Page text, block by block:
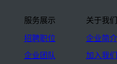
服务展示
招聘职位
企业团队
关于我们
企业简介
加入我们